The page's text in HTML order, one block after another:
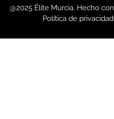
@2025 Élite Murcia. Hecho con
Política de privacidad